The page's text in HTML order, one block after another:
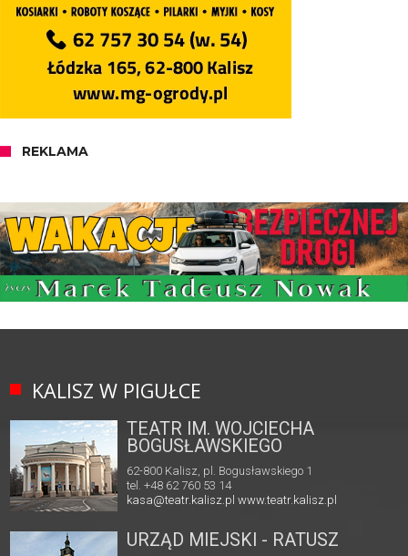
REKLAMA
KALISZ W PIGUŁCE
TEATR IM. WOJCIECHA
BOGUSŁAWSKIEGO
62-800 Kalisz, pl. Bogusławskiego 1
tel. +48 62 760 53 14
kasa@teatr.kalisz.pl www.teatr.kalisz.pl
URZĄD MIEJSKI - RATUSZ